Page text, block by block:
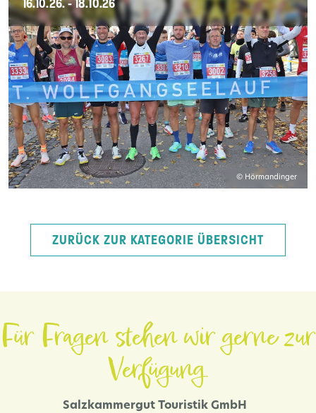
16.10.26. - 18.10.26
© Hörmandinger
ZURÜCK ZUR KATEGORIE ÜBERSICHT
Für Fragen stehen wir gerne zur
Verfügung.
Salzkammergut Touristik GmbH